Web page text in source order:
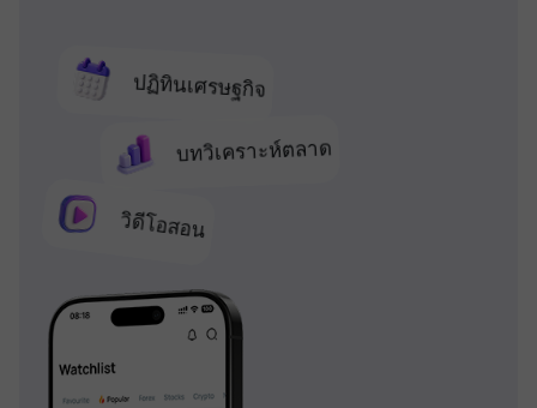
ปฏิทินเศรษฐกิจ
บทวิเคราะห์ตลาด
วิดีโอสอน